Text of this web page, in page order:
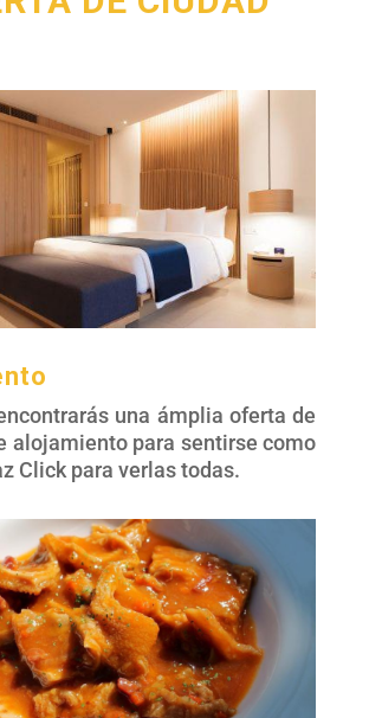
una ámplia oferta de
alojamiento para sentirse como
Click para verlas todas.